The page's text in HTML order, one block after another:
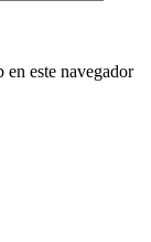
este navegador